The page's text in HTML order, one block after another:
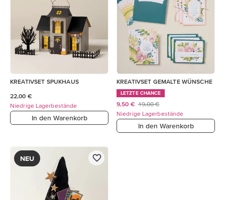
KREATIVSET SPUKHAUS
22,00 €
Niedrige Lagerbestände
In den Warenkorb
KREATIVSET GEMALTE WÜNSCHE
LETZTE CHANCE
9,50 € 19,00 €
Niedrige Lagerbestände
In den Warenkorb
NEU